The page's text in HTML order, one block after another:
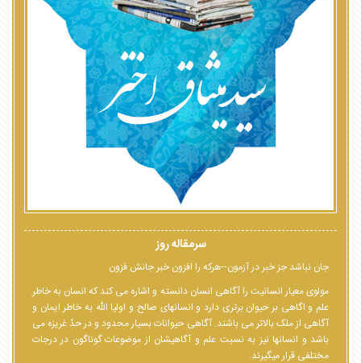
سرمقاله روز
جان نباشد جز خبر در آزمون--هرکه را افزون خبر جانش فزون
مولوی معیار انسانیت را آگاهی انسان دانسته و اشاره می کند که انسان به خاطر
علم و اگاهی بر حیوان برتری دارد و انسانهای صالح و اولیا الله به خاطر ایمان و
آگاهی از ملک بالاتر می باشند. آگاهی حیوانات بسیار محدود و در حدّ غریزه می
باشد و انسانها نیز به نسبت علم و آگاهیشان از موضوعات گوناگون در درجات
مختلفی قرار میگیرند.